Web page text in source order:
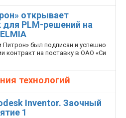
открывает
PLM-решений на
Питрон» был подписан и успешно
контракт на поставку в ОАО «Си
технологий
Inventor. Заочный
1